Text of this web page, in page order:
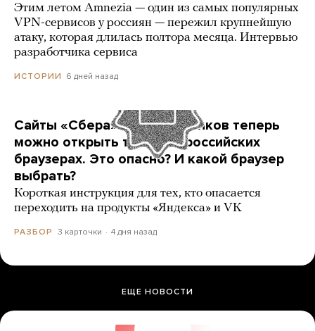
Этим летом Amnezia — один из самых популярных
VPN-сервисов у россиян — пережил крупнейшую
атаку, которая длилась полтора месяца. Интервью
разработчика сервиса
ИСТОРИИ 6 дней назад
Сайты «Сбера» и других банков теперь
можно открыть только в российских
браузерах. Это опасно? И какой браузер
выбрать?
Короткая инструкция для тех, кто опасается
переходить на продукты «Яндекса» и VK
РАЗБОР 3 карточки 4 дня назад
ЕЩЕ НОВОСТИ